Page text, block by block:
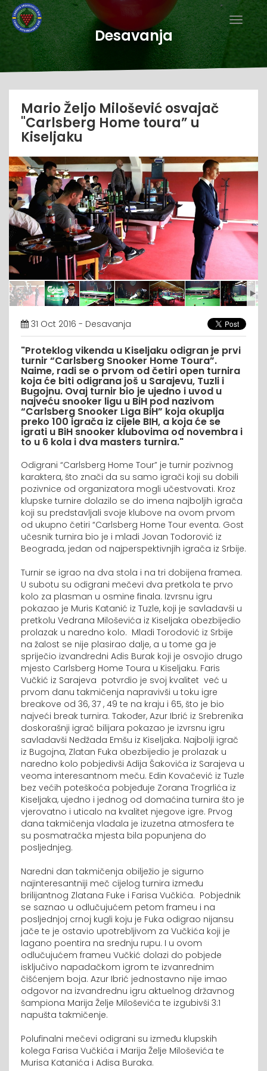
Desavanja
Mario Željo Milošević osvajač
"Carlsberg Home toura” u
Kiseljaku
31 Oct 2016 - Desavanja
"Proteklog vikenda u Kiseljaku odigran je prvi
turnir “Carlsberg Snooker Home Toura”.
Naime, radi se o prvom od četiri open turnira
koja će biti odigrana još u Sarajevu, Tuzli i
Bugojnu. Ovaj turnir bio je ujedno i uvod u
najveću snooker ligu u BiH pod nazivom
“Carlsberg Snooker Liga BiH” koja okuplja
preko 100 igrača iz cijele BIH, a koja će se
igrati u BiH snooker klubovima od novembra i
to u 6 kola i dva masters turnira."
Odigrani “Carlsberg Home Tour” je turnir pozivnog
karaktera, što znači da su samo igrači koji su dobili
pozivnice od organizatora mogli učestvovati. Kroz
klupske turnire dolazilo se do imena najboljih igrača
koji su predstavljali svoje klubove na ovom prvom
od ukupno četiri “Carlsberg Home Tour eventa. Gost
učesnik turnira bio je i mladi Jovan Todorović iz
Beograda, jedan od najperspektivnjih igrača iz Srbije.
Turnir se igrao na dva stola i na tri dobijena framea.
U subotu su odigrani mečevi dva pretkola te prvo
kolo za plasman u osmine finala. Izvrsnu igru
pokazao je Muris Katanić iz Tuzle, koji je savladavši u
pretkolu Vedrana Miloševića iz Kiseljaka obezbijedio
prolazak u naredno kolo. Mladi Torodović iz Srbije
na žalost se nije plasirao dalje, a u tome ga je
spriječio izvandredni Adis Burak koji je osvojio drugo
mjesto Carlsberg Home Toura u Kiseljaku. Faris
Vučkić iz Sarajeva potvrdio je svoj kvalitet već u
prvom danu takmičenja napravivši u toku igre
breakove od 36, 37 , 49 te na kraju i 65, što je bio
najveći break turnira. Također, Azur Ibrić iz Srebrenika
doskorašnji igrač bilijara pokazao je izvrsnu igru
savladavši Nedžada Emšu iz Kiseljaka. Najbolji igrač
iz Bugojna, Zlatan Fuka obezbijedio je prolazak u
naredno kolo pobjedivši Adija Šakovića iz Sarajeva u
veoma interesantnom meču. Edin Kovačević iz Tuzle
bez većih poteškoća pobjeđuje Zorana Trogrlića iz
Kiseljaka, ujedno i jednog od domaćina turnira što je
vjerovatno i uticalo na kvalitet njegove igre. Prvog
dana takmičenja vladala je izuzetna atmosfera te
su posmatračka mjesta bila popunjena do
posljednjeg.
Naredni dan takmičenja obilježio je sigurno
najinteresantniji meč cijelog turnira između
brilijantnog Zlatana Fuke i Farisa Vučkića. Pobjednik
se saznao u odlučujućem petom frameu i na
posljednjoj crnoj kugli koju je Fuka odigrao nijansu
jače te je ostavio upotrebljivom za Vučkića koji je
lagano poentira na srednju rupu. I u ovom
odlučujućem frameu Vučkić dolazi do pobjede
isključivo napadačkom igrom te izvanrednim
čišćenjem boja. Azur Ibrić jednostavno nije imao
odgovor na izvandrednu igru aktuelnog državnog
šampiona Marija Želje Miloševića te izgubivši 3:1
napušta takmičenje.
Polufinalni mečevi odigrani su između klupskih
kolega Farisa Vučkića i Marija Želje Miloševića te
Murisa Katanića i Adisa Buraka.